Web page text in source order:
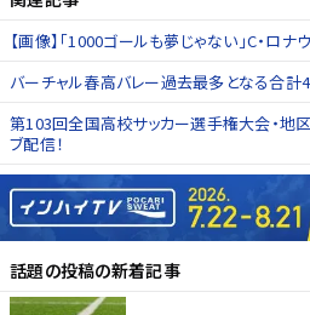
【画像】「1000ゴールも夢じゃない」C・ロ
バーチャル春高バレー過去最多となる合計
第103回全国高校サッカー選手権大会・地
ブ配信！
話題の投稿の新着記事